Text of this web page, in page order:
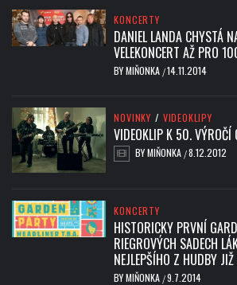
KONCERTY
DANIEL LANDA CHYSTÁ
VELEKONCERT AŽ PRO
BYMIŇONKA /14.11.2014
NOVINKY / VIDEOKLIPY
VIDEOKLIP K 50. VÝROČÍ
BYMIŇONKA /8.12.2012
KONCERTY
HISTORICKY PRVNÍ
RIEGROVÝCH SADECH
NEJLEPŠÍHO Z HUDBY
BYMIŇONKA /9.7.2014